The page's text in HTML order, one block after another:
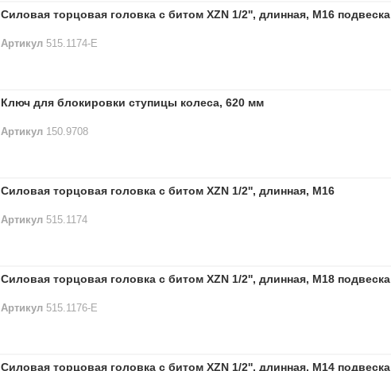
Силовая торцовая головка с битом XZN 1/2'', длинная, M16 подвеска
Артикул 515.1174-E
Ключ для блокировки ступицы колеса, 620 мм
Артикул 150.9708
Силовая торцовая головка с битом XZN 1/2'', длинная, M16
Артикул 515.1174
Силовая торцовая головка с битом XZN 1/2'', длинная, M18 подвеска
Артикул 515.1176-E
Силовая торцовая головка с битом XZN 1/2'', длинная, M14 подвеска